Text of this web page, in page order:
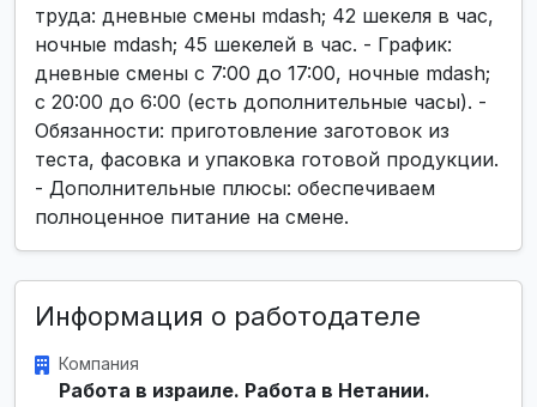
труда: дневные смены mdash; 42 шекеля в час,
ночные mdash; 45 шекелей в час. - График:
дневные смены с 7:00 до 17:00, ночные mdash;
с 20:00 до 6:00 (есть дополнительные часы). -
Обязанности: приготовление заготовок из
теста, фасовка и упаковка готовой продукции.
- Дополнительные плюсы: обеспечиваем
полноценное питание на смене.
Информация о работодателе
Компания
Работа в израиле. Работа в Нетании.